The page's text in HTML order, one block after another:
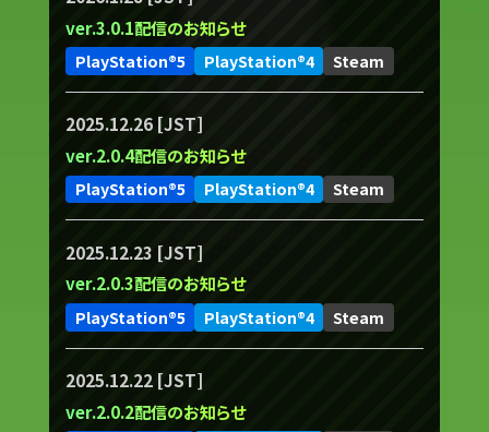
ver.3.0.1配信のお知らせ
PlayStation®5 PlayStation®4 Steam
2025.12.26 [JST]
ver.2.0.4配信のお知らせ
PlayStation®5 PlayStation®4 Steam
2025.12.23 [JST]
ver.2.0.3配信のお知らせ
PlayStation®5 PlayStation®4 Steam
2025.12.22 [JST]
ver.2.0.2配信のお知らせ